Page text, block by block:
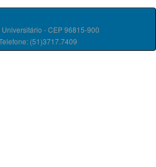
- CEP 96815-900
(51)3717.7409